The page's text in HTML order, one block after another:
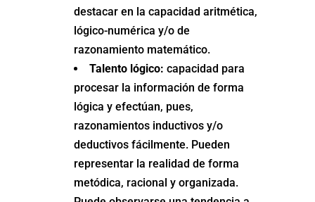
destacar en la capacidad aritmética,
lógico-numérica y/o de
razonamiento matemático.
Talento lógico: capacidad para
procesar la información de forma
lógica y efectúan, pues,
razonamientos inductivos y/o
deductivos fácilmente. Pueden
representar la realidad de forma
metódica, racional y organizada.